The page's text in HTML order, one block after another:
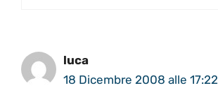
luca
18 Dicembre 2008 alle 17:22